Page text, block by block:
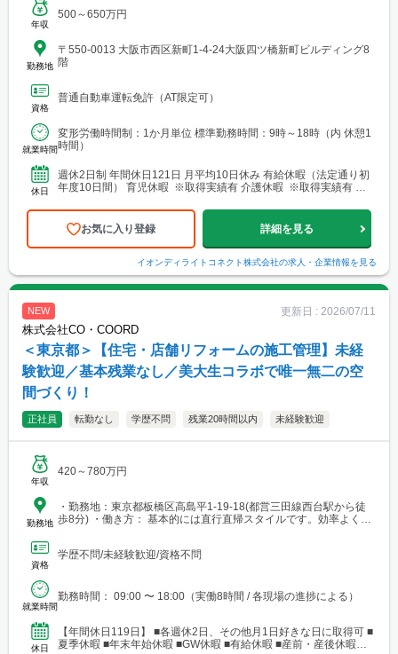
年収
500～650万円
勤務地
〒550-0013 大阪市西区新町1-4-24大阪四ツ橋新町ビルディング8
階
資格
普通自動車運転免許（AT限定可）
就業時間
変形労働時間制：1か月単位 標準勤務時間：9時～18時（内 休憩1
時間）
休日
週休2日制 年間休日121日 月平均10日休み 有給休暇（法定通り初
年度10日間） 育児休暇 ※取得実績有 介護休暇 ※取得実績有 慶
お気に入り登録 詳細を見る
イオンディライトコネクト株式会社の求人・企業情報を見る
NEW 更新日 : 2026/07/11
株式会社CO・COORD
＜東京都＞【住宅・店舗リフォームの施工管理】未経
験歓迎／基本残業なし／美大生コラボで唯一無二の空
間づくり！
正社員 転勤なし 学歴不問 残業20時間以内 未経験歓迎
年収
420～780万円
勤務地
・勤務地：東京都板橋区高島平1-19-18(都営三田線西台駅から徒
歩8分) ・働き方： 基本的には直行直帰スタイルです。効率よく時
資格
学歴不問/未経験歓迎/資格不問
就業時間
勤務時間： 09:00 〜 18:00（実働8時間 / 各現場の進捗による）
休日
【年間休日119日】 ■各週休2日、その他月1日好きな日に取得可 ■
夏季休暇 ■年末年始休暇 ■GW休暇 ■有給休暇 ■産前・産後休暇制